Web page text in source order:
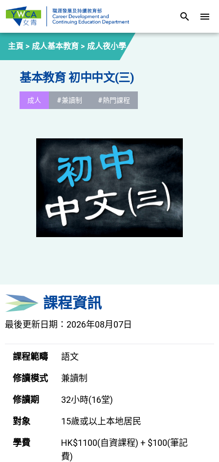
search menu
主頁 > 成人基本教育 > 成人夜小學
基本教育 初中中文(三)
成人 #兼讀制 #熱門課程
課程資訊
最後更新日期：2026年08月07日
課程範疇 語文
修讀模式 兼讀制
修讀期 32小時(16堂)
對象 15歲或以上本地居民
學費
HK$1100(自資課程) + $100(筆記
費)